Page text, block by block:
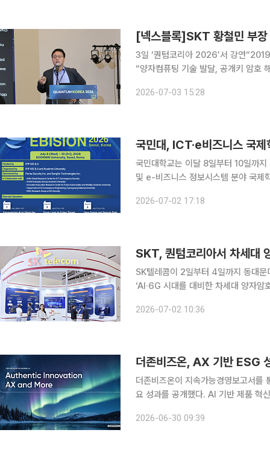
3일 ‘퀀텀코리아 2026’서 강연
“양자컴퓨팅 기술 발달, 공개키 암호 해
인공지능(AI)과 연결되는 초연결 사회
2026-07-03 15:28
국민대, ICT·e비즈니스 국
국민대학교는 이달 8일부터 10일까
및 e-비즈니스 정보시스템 분야 국
비즈니스와 ICT 융합, 정보보안, 데이
2026-07-02 17:18
SKT, 퀀텀코리아서 차세대
SK텔레콤이 2일부터 4일까지 동대
‘AI·6G 시대를 대비한 차세대 양자암
텀코리아는 과학기술정보통신부가
2026-07-02 10:36
더존비즈온, AX 기반 ESG
더존비즈온이 지속가능경영보고서
요 성과를 공개했다. AI 기반 제품 혁
발간하고 AX 중심의 지속가능경영
2026-06-30 09:39